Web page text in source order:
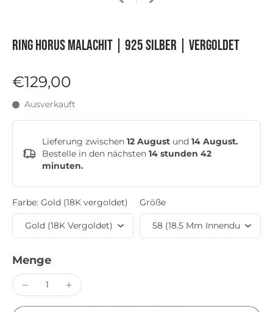
Ring HORUS MALACHIT | 925 Silber | vergoldet
€129,00
Ausverkauft
Lieferung zwischen 12 August und 14 August.
Bestelle in den nächsten 14 stunden 42
minuten.
Farbe: Gold (18K vergoldet) Größe
Menge